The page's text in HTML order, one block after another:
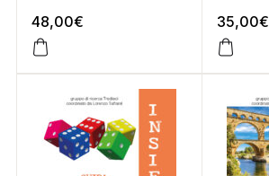
48,00€
35,00€